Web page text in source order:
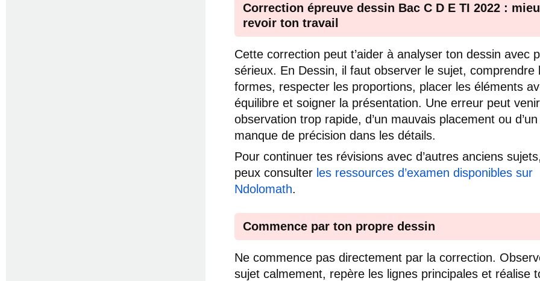
Correction épreuve dessin Bac C D E TI 2022 :
revoir ton travail
Cette correction peut t’aider à analyser ton dessin avec
sérieux. En Dessin, il faut observer le sujet, comprendre
formes, respecter les proportions, placer les éléments
équilibre et soigner la présentation. Une erreur peut venir
observation trop rapide, d’un mauvais placement ou d’un
manque de précision dans les détails.
Pour continuer tes révisions avec d’autres anciens
peux consulter les ressources d’examen disponibles sur
Ndolomath.
Commence par ton propre dessin
Ne commence pas directement par la correction.
sujet calmement, repère les lignes principales et réalise